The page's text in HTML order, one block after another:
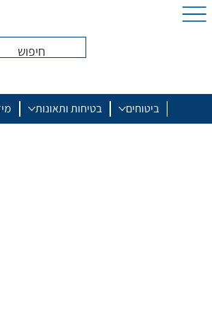
ביטוחים בטיחות ותאונות